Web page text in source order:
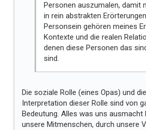
Personen auszumalen, damit
in rein abstrakten
Personsein gehören meines
Kontexte und die realen
denen diese Personen das
sind.
Die soziale Rolle (eines Opas) und
Interpretation dieser Rolle sind von
Bedeutung. Alles was uns ausmacht
unsere Mitmenschen, durch unsere